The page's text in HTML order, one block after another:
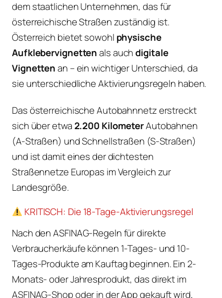
dem staatlichen Unternehmen, das für
österreichische Straßen zuständig ist.
Österreich bietet sowohl physische
Aufklebervignettenals auchdigitale
Vignettenan – ein wichtiger Unterschied, da
sie unterschiedliche Aktivierungsregeln haben.
Das österreichische Autobahnnetz erstreckt
sich über etwa 2.200 KilometerAutobahnen
(A-Straßen) und Schnellstraßen (S-Straßen)
und ist damit eines der dichtesten
Straßennetze Europas im Vergleich zur
Landesgröße.
KRITISCH: Die 18-Tage-Aktivierungsregel
Nach den ASFINAG-Regeln für direkte
Verbraucherkäufe können 1-Tages- und 10-
Tages-Produkte am Kauftag beginnen. Ein 2-
Monats- oder Jahresprodukt, das direkt im
ASFINAG-Shop oder in der App gekauft wird,